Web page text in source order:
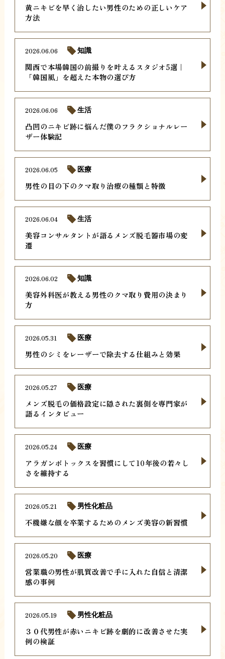
黄ニキビを早く治したい男性のための正しいケア
方法
関西で本場韓国の前撮りを叶えるスタジオ5選｜
「韓国風」を超えた本物の選び方
2026.06.06 知識
凸凹のニキビ跡に悩んだ僕のフラクショナルレー
ザー体験記
2026.06.06 生活
男性の目の下のクマ取り治療の種類と特徴
2026.06.05 医療
美容コンサルタントが語るメンズ脱毛器市場の変
遷
2026.06.04 生活
美容外科医が教える男性のクマ取り費用の決まり
方
2026.06.02 知識
男性のシミをレーザーで除去する仕組みと効果
2026.05.31 医療
メンズ脱毛の価格設定に隠された裏側を専門家が
語るインタビュー
2026.05.27 医療
アラガンボトックスを習慣にして10年後の若々し
さを維持する
2026.05.24 医療
不機嫌な顔を卒業するためのメンズ美容の新習慣
2026.05.21 男性化粧品
営業職の男性が肌質改善で手に入れた自信と清潔
感の事例
2026.05.20 医療
３０代男性が赤いニキビ跡を劇的に改善させた実
例の検証
2026.05.19 男性化粧品